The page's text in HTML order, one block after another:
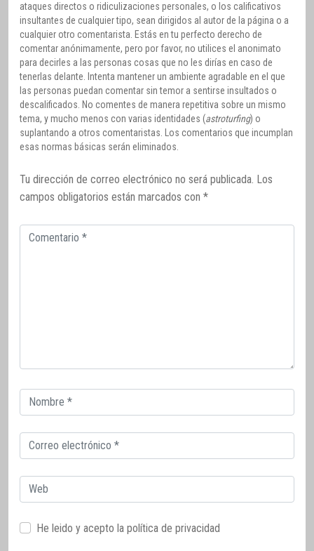
ataques directos o ridiculizaciones personales, o los calificativos
insultantes de cualquier tipo, sean dirigidos al autor de la página o a
cualquier otro comentarista. Estás en tu perfecto derecho de
comentar anónimamente, pero por favor, no utilices el anonimato
para decirles a las personas cosas que no les dirías en caso de
tenerlas delante. Intenta mantener un ambiente agradable en el que
las personas puedan comentar sin temor a sentirse insultados o
descalificados. No comentes de manera repetitiva sobre un mismo
tema, y mucho menos con varias identidades (astroturfing) o
suplantando a otros comentaristas. Los comentarios que incumplan
esas normas básicas serán eliminados.
Tu dirección de correo electrónico no será publicada. Los
campos obligatorios están marcados con *
Comentario
Correo
electrónico
Correo
electrónico
Web
He leido y acepto la política de privacidad